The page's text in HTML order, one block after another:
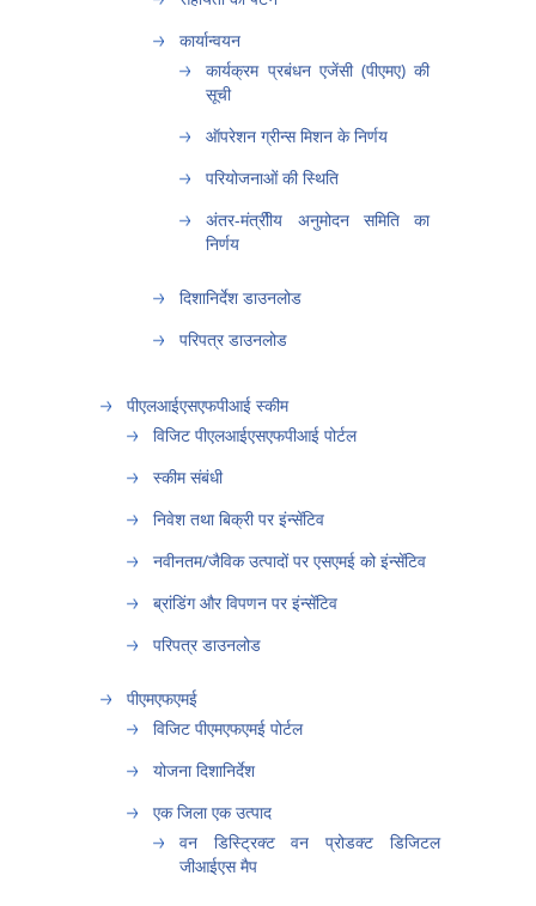
कार्यान्वयन
कार्यक्रम प्रबंधन एजेंसी (पीएमए) की
सूची
ऑपरेशन ग्रीन्स मिशन के निर्णय
परियोजनाओं की स्थिति
अंतर-मंत्रीीय अनुमोदन समिति का
निर्णय
दिशानिर्देश डाउनलोड
परिपत्र डाउनलोड
पीएलआईएसएफपीआई स्कीम
विजिट पीएलआईएसएफपीआई पोर्टल
स्कीम संबंधी
निवेश तथा बिक्री पर इंन्सेंटिव
नवीनतम/जैविक उत्पादों पर एसएमई को इंन्सेंटिव
ब्रांडिंग और विपणन पर इंन्सेंटिव
परिपत्र डाउनलोड
पीएमएफएमई
विजिट पीएमएफएमई पोर्टल
योजना दिशानिर्देश
एक जिला एक उत्पाद
वन डिस्ट्रिक्ट वन प्रोडक्ट डिजिटल
जीआईएस मैप